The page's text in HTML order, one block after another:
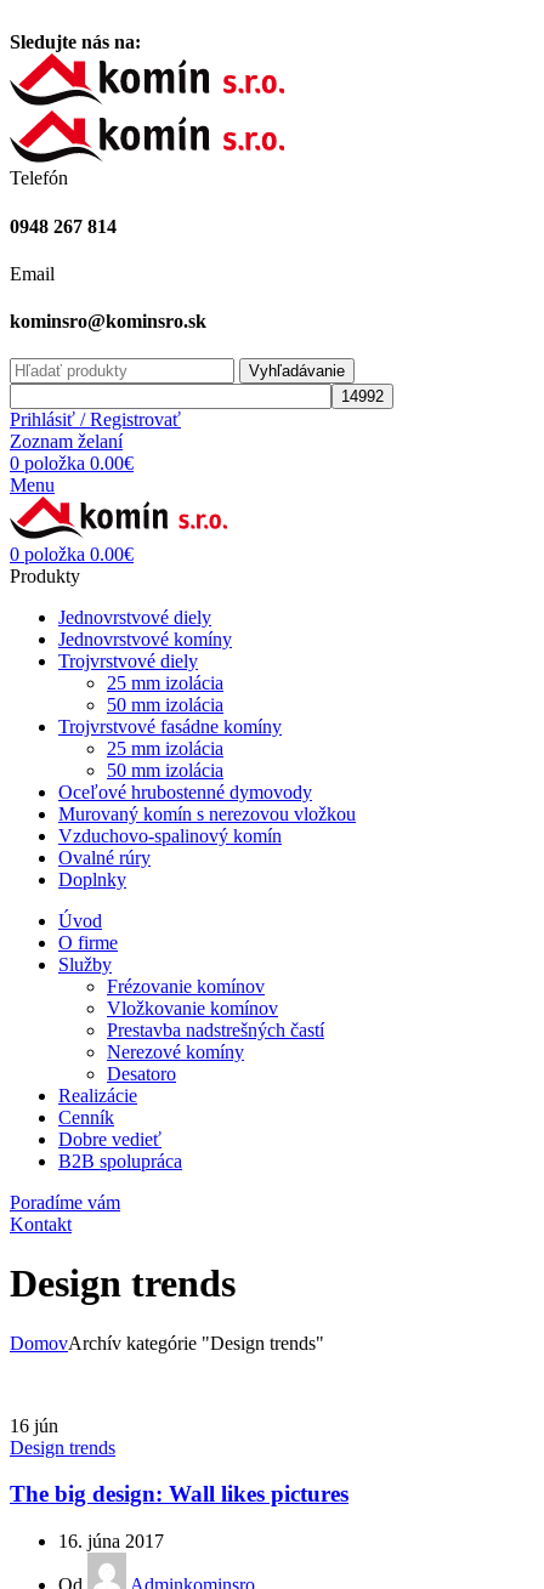
Sledujte nás na:
Telefón
0948 267 814
Email
kominsro@kominsro.sk
Vyhľadávanie
Prihlásiť / Registrovať
Zoznam želaní
0 položka 0.00€
Menu
0 položka 0.00€
Produkty
Jednovrstvové diely
Jednovrstvové komíny
Trojvrstvové diely
25 mm izolácia
50 mm izolácia
Trojvrstvové fasádne komíny
25 mm izolácia
50 mm izolácia
Oceľové hrubostenné dymovody
Murovaný komín s nerezovou vložkou
Vzduchovo-spalinový komín
Ovalné rúry
Doplnky
Úvod
O firme
Služby
Frézovanie komínov
Vložkovanie komínov
Prestavba nadstrešných častí
Nerezové komíny
Desatoro
Realizácie
Cenník
Dobre vedieť
B2B spolupráca
Poradíme vám
Kontakt
Design trends
DomovArchív kategórie "Design trends"
16 jún
Design trends
The big design: Wall likes pictures
16. júna 2017
Od
Adminkominsro